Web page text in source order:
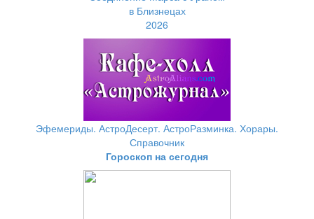
в Близнецах
2026
Эфемериды. АстроДесерт. АстроРазминка. Хорары.
Справочник
Гороскоп на сегодня